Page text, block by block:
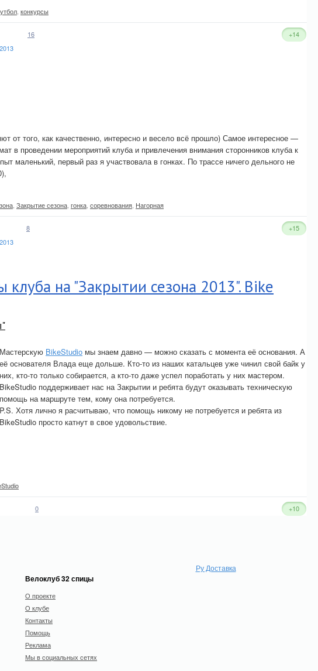
конкурсы
16
+14
от того, как качественно, интересно и весело всё прошло) Самое интересное —
в проведении мероприятий клуба и привлечения внимания сторонников клуба к
маленький, первый раз я участвовала в гонках. По трассе ничего дельного не
Закрытие сезона гонка соревнования Нагорная
8
+15
клуба на "Закрытии сезона 2013". Bike
Мастерскую BikeStudio мы знаем давно — можно сказать с момента её основания. А
её основателя Влада еще дольше. Кто-то из наших катальцев уже чинил свой байк у
них, кто-то только собирается, а кто-то даже успел поработать у них мастером.
BikeStudio поддерживает нас на Закрытии и ребята будут оказывать техническую
помощь на маршруте тем, кому она потребуется.
P.S. Хотя лично я расчитываю, что помощь никому не потребуется и ребята из
BikeStudio просто катнут в свое удовольствие.
0 +10
Ру Доставка
Велоклуб 32 спицы
О проекте
О клубе
Контакты
Помощь
Реклама
Мы в социальных сетях